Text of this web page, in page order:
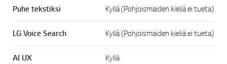
Puhe tekstiksi Kyllä (Pohjoismaiden kieliä ei tueta)
LG Voice Search Kyllä (Pohjoismaiden kieliä ei tueta)
AI UX Kyllä